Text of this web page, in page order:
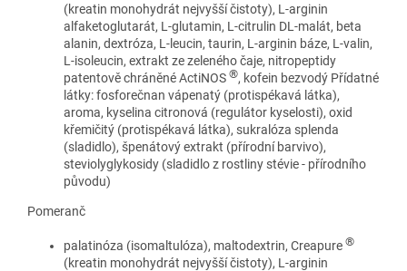
(kreatin monohydrát nejvyšší čistoty), L-arginin
alfaketoglutarát, L-glutamin, L-citrulin DL-malát, beta
alanin, dextróza, L-leucin, taurin, L-arginin báze, L-valin,
L-isoleucin, extrakt ze zeleného čaje, nitropeptidy
patentově chráněné ActiNOS ®, kofein bezvodý Přídatné
látky: fosforečnan vápenatý (protispékavá látka),
aroma, kyselina citronová (regulátor kyselosti), oxid
křemičitý (protispékavá látka), sukralóza splenda
(sladidlo), špenátový extrakt (přírodní barvivo),
steviolyglykosidy (sladidlo z rostliny stévie - přírodního
původu)
Pomeranč
palatinóza (isomaltulóza), maltodextrin, Creapure ®
(kreatin monohydrát nejvyšší čistoty), L-arginin